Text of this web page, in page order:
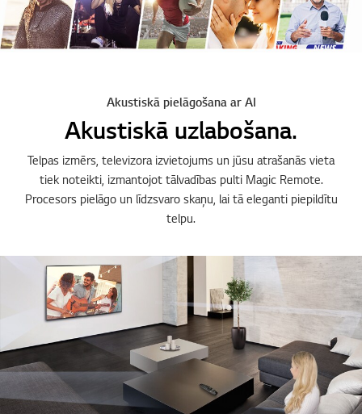
Akustiskā pielāgošana ar AI
Akustiskā uzlabošana.
Telpas izmērs, televizora izvietojums un jūsu atrašanās vieta
tiek noteikti, izmantojot tālvadības pulti Magic Remote.
Procesors pielāgo un līdzsvaro skaņu, lai tā eleganti piepildītu
telpu.